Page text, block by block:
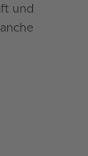
und